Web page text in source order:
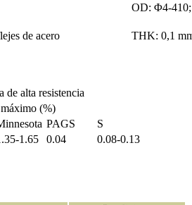
OD: Φ4-410;
de acero THK: 0,1
de alta resistencia
(%)
PAGS
S
1.65 0.04 0.08-0.13